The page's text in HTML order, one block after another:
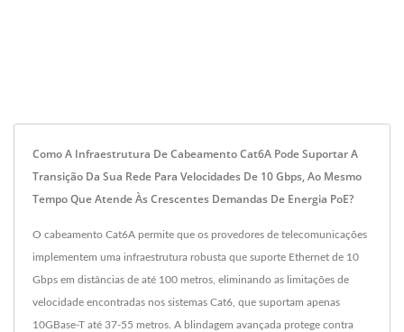
Como A Infraestrutura De Cabeamento Cat6A Pode Suportar A
Transição Da Sua Rede Para Velocidades De 10 Gbps, Ao Mesmo
Tempo Que Atende Às Crescentes Demandas De Energia PoE?
O cabeamento Cat6A permite que os provedores de telecomunicações
implementem uma infraestrutura robusta que suporte Ethernet de 10
Gbps em distâncias de até 100 metros, eliminando as limitações de
velocidade encontradas nos sistemas Cat6, que suportam apenas
10GBase-T até 37-55 metros. A blindagem avançada protege contra